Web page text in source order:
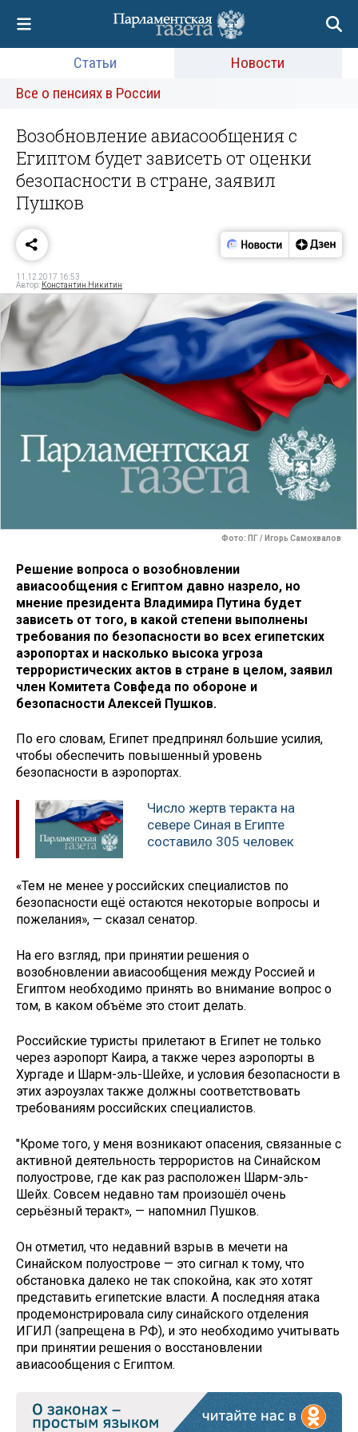
Статьи
Новости
Все о пенсиях в России
Возобновление авиасообщения с
Египтом будет зависеть от оценки
безопасности в стране, заявил
Пушков
11.12.2017 16:53
Автор: Константин Никитин
Фото: ПГ / Игорь Самохвалов
Решение вопроса о возобновлении
авиасообщения с Египтом давно назрело, но
мнение президента Владимира Путина будет
зависеть от того, в какой степени выполнены
требования по безопасности во всех египетских
аэропортах и насколько высока угроза
террористических актов в стране в целом, заявил
член Комитета Совфеда по обороне и
безопасности Алексей Пушков.
По его словам, Египет предпринял большие усилия,
чтобы обеспечить повышенный уровень
безопасности в аэропортах.
Число жертв теракта на
севере Синая в Египте
составило 305 человек
«Тем не менее у российских специалистов по
безопасности ещё остаются некоторые вопросы и
пожелания», — сказал сенатор.
На его взгляд, при принятии решения о
возобновлении авиасообщения между Россией и
Египтом необходимо принять во внимание вопрос о
том, в каком объёме это стоит делать.
Российские туристы прилетают в Египет не только
через аэропорт Каира, а также через аэропорты в
Хургаде и Шарм-эль-Шейхе, и условия безопасности в
этих аэроузлах также должны соответствовать
требованиям российских специалистов.
"Кроме того, у меня возникают опасения, связанные с
активной деятельность террористов на Синайском
полуострове, где как раз расположен Шарм-эль-
Шейх. Совсем недавно там произошёл очень
серьёзный теракт», — напомнил Пушков.
Он отметил, что недавний взрыв в мечети на
Синайском полуострове — это сигнал к тому, что
обстановка далеко не так спокойна, как это хотят
представить египетские власти. А последняя атака
продемонстрировала силу синайского отделения
ИГИЛ (запрещена в РФ), и это необходимо учитывать
при принятии решения о восстановлении
авиасообщения с Египтом.